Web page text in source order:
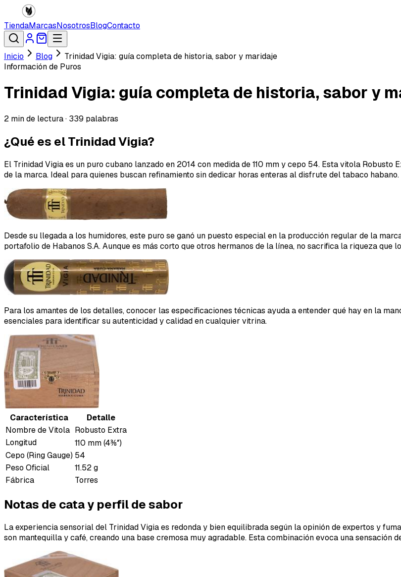
TiendaMarcasNosotrosBlogContacto
Inicio Blog
Trinidad Vigia: guía completa de historia, sabor y maridaje
Información de Puros
Trinidad Vigia: guía completa de historia, sabor y
2 min de lectura · 339 palabras
¿Qué es el Trinidad Vigia?
El Trinidad Vigia es un puro cubano lanzado en 2014 con medida de 110 mm y cepo 54. Esta vitola
de la marca. Ideal para quienes buscan refinamiento sin dedicar horas enteras al disfrute del tabaco habano.
Desde su llegada a los humidores, este puro se ganó un puesto especial en la producción regular de la
portafolio de Habanos S.A. Aunque es más corto que otros hermanos de la línea, no sacrifica la riqueza que
Para los amantes de los detalles, conocer las especificaciones técnicas ayuda a entender qué hay en la
esenciales para identificar su autenticidad y calidad en cualquier vitrina.
Característica
Detalle
Nombre de Vitola Robusto Extra
Longitud
110 mm (4⅜″)
Cepo (Ring Gauge) 54
Peso Oficial
11.52 g
Fábrica
Torres
Notas de cata y perfil de sabor
La experiencia sensorial del Trinidad Vigia es redonda y bien equilibrada según la opinión de expertos y
son mantequilla y café, creando una base cremosa muy agradable. Esta combinación evoca una sensación